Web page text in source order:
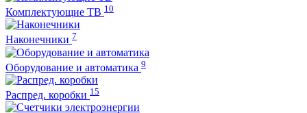
Комплектующие ТВ 10
Наконечники 7
Оборудование и автоматика 9
Распред. коробки 15